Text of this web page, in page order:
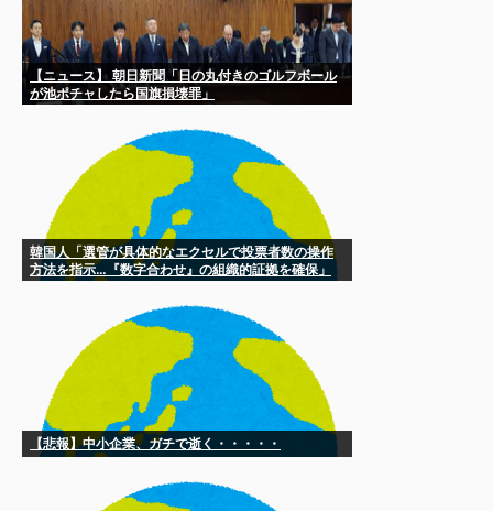
【ニュース】 朝日新聞「日の丸付きのゴルフボール
が池ポチャしたら国旗損壊罪」
韓国人「選管が具体的なエクセルで投票者数の操作
方法を指示…『数字合わせ』の組織的証拠を確保」
【悲報】中小企業、ガチで逝く・・・・・